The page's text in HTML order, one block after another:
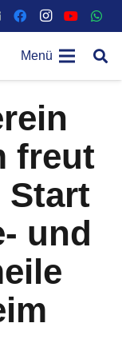
Menü
freut
Start
und